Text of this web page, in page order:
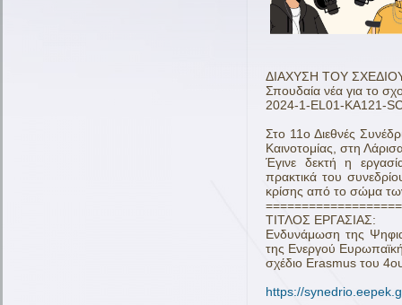
ΔΙΑΧΥΣΗ ΤΟΥ
Σπουδαία νέα για το
2024-1-EL01-KA121-
Στο 11ο Διεθνές
Καινοτομίας, στη
Έγινε δεκτή η
πρακτικά του
κρίσης από το σώμα
===================
ΤΙΤΛΟΣ ΕΡΓΑΣΙΑΣ:
Ενδυνάμωση της
της Ενεργού
σχέδιο Erasmus του
https://